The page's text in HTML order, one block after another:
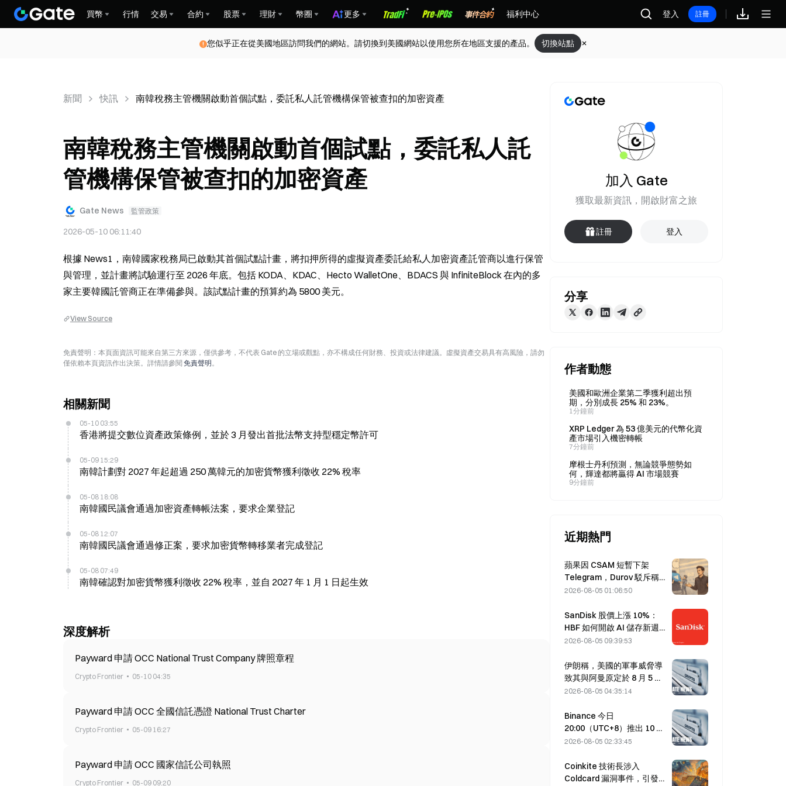
買幣 行情 交易 合約 股票 理財 幣圈 更多 福利中心 登入 註冊
您似乎正在從美國地區訪問我們的網站。請切換到美國網站以使用您所在地區支援的產品。 切換站點
新聞 快訊 南韓稅務主管機關啟動首個試點，委託私人託管機構保管被查扣的加密資產
南韓稅務主管機關啟動首個試點，委託私人託
管機構保管被查扣的加密資產
Gate News 監管政策
2026-05-10 06:11:40
根據 News1，南韓國家稅務局已啟動其首個試點計畫，將扣押所得的虛擬資產委託給私人加密資產託管商以進行保管
與管理，並計畫將試驗運行至 2026 年底。包括 KODA、KDAC、Hecto WalletOne、BDACS 與 InfiniteBlock 在內的多
家主要韓國託管商正在準備參與。該試點計畫的預算約為 5800 美元。
View Source
免責聲明：本頁面資訊可能來自第三方來源，僅供參考，不代表 Gate 的立場或觀點，亦不構成任何財務、投資或法律建議。虛擬資產交易具有高風險，請勿
僅依賴本頁資訊作出決策。詳情請參閱 免責聲明。
相關新聞
05-10 03:55
香港將提交數位資產政策條例，並於 3 月發出首批法幣支持型穩定幣許可
05-09 15:29
南韓計劃對 2027 年起超過 250 萬韓元的加密貨幣獲利徵收 22% 稅率
05-08 18:08
南韓國民議會通過加密資產轉帳法案，要求企業登記
05-08 12:07
南韓國民議會通過修正案，要求加密貨幣轉移業者完成登記
05-08 07:49
南韓確認對加密貨幣獲利徵收 22% 稅率，並自 2027 年 1 月 1 日起生效
深度解析
Payward 申請 OCC National Trust Company 牌照章程
Crypto Frontier 05-10 04:35
Payward 申請 OCC 全國信託憑證 National Trust Charter
Crypto Frontier 05-09 16:27
Payward 申請 OCC 國家信託公司執照
Crypto Frontier 05-09 09:20
加入 Gate
獲取最新資訊，開啟財富之旅
註冊 登入
分享
作者動態
美國和歐洲企業第二季獲利超出預
期，分別成長 25% 和 23%。
1分鐘前
XRP Ledger 為 53 億美元的代幣化資
產市場引入機密轉帳
7分鐘前
摩根士丹利預測，無論競爭態勢如
何，輝達都將贏得 AI 市場競賽
9分鐘前
近期熱門
蘋果因 CSAM 短暫下架
Telegram，Durov 駁斥稱受
「安全攻擊」
2026-08-05 01:06:50
SanDisk 股價上漲 10%：
HBF 如何開啟 AI 儲存新週
期，財報能否驗證成長邏
2026-08-05 09:39:53
伊朗稱，美國的軍事威脅導
致其與阿曼原定於 8 月 5 日
達成的荷莫茲海峽協議延
2026-08-05 04:35:14
Binance 今日
20:00（UTC+8）推出 10 個
bStocks 交易對，掛單手續
2026-08-05 02:33:45
Coinkite 技術長涉入
Coldcard 漏洞事件，引發四